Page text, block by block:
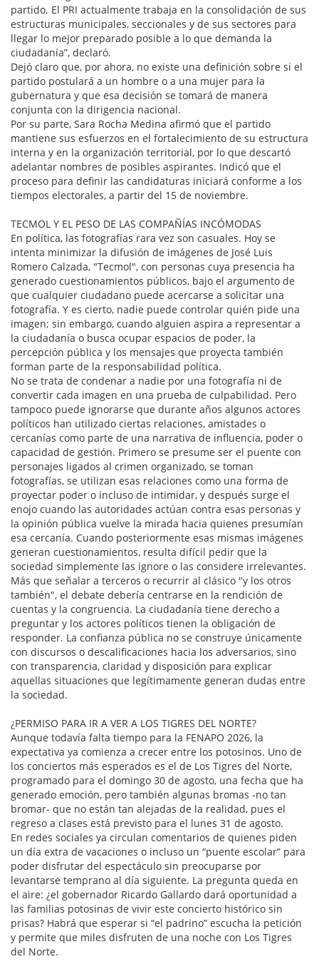
partido. El PRI actualmente trabaja en la consolidación de sus
estructuras municipales, seccionales y de sus sectores para
llegar lo mejor preparado posible a lo que demanda la
ciudadanía”, declaró.
Dejó claro que, por ahora, no existe una definición sobre si el
partido postulará a un hombre o a una mujer para la
gubernatura y que esa decisión se tomará de manera
conjunta con la dirigencia nacional.
Por su parte, Sara Rocha Medina afirmó que el partido
mantiene sus esfuerzos en el fortalecimiento de su estructura
interna y en la organización territorial, por lo que descartó
adelantar nombres de posibles aspirantes. Indicó que el
proceso para definir las candidaturas iniciará conforme a los
tiempos electorales, a partir del 15 de noviembre.
TECMOL Y EL PESO DE LAS COMPAÑÍAS INCÓMODAS
En política, las fotografías rara vez son casuales. Hoy se
intenta minimizar la difusión de imágenes de José Luis
Romero Calzada, "Tecmol", con personas cuya presencia ha
generado cuestionamientos públicos, bajo el argumento de
que cualquier ciudadano puede acercarse a solicitar una
fotografía. Y es cierto, nadie puede controlar quién pide una
imagen; sin embargo, cuando alguien aspira a representar a
la ciudadanía o busca ocupar espacios de poder, la
percepción pública y los mensajes que proyecta también
forman parte de la responsabilidad política.
No se trata de condenar a nadie por una fotografía ni de
convertir cada imagen en una prueba de culpabilidad. Pero
tampoco puede ignorarse que durante años algunos actores
políticos han utilizado ciertas relaciones, amistades o
cercanías como parte de una narrativa de influencia, poder o
capacidad de gestión. Primero se presume ser el puente con
personajes ligados al crimen organizado, se toman
fotografías, se utilizan esas relaciones como una forma de
proyectar poder o incluso de intimidar, y después surge el
enojo cuando las autoridades actúan contra esas personas y
la opinión pública vuelve la mirada hacia quienes presumían
esa cercanía. Cuando posteriormente esas mismas imágenes
generan cuestionamientos, resulta difícil pedir que la
sociedad simplemente las ignore o las considere irrelevantes.
Más que señalar a terceros o recurrir al clásico "y los otros
también", el debate debería centrarse en la rendición de
cuentas y la congruencia. La ciudadanía tiene derecho a
preguntar y los actores políticos tienen la obligación de
responder. La confianza pública no se construye únicamente
con discursos o descalificaciones hacia los adversarios, sino
con transparencia, claridad y disposición para explicar
aquellas situaciones que legítimamente generan dudas entre
la sociedad.
¿PERMISO PARA IR A VER A LOS TIGRES DEL NORTE?
Aunque todavía falta tiempo para la FENAPO 2026, la
expectativa ya comienza a crecer entre los potosinos. Uno de
los conciertos más esperados es el de Los Tigres del Norte,
programado para el domingo 30 de agosto, una fecha que ha
generado emoción, pero también algunas bromas -no tan
bromar- que no están tan alejadas de la realidad, pues el
regreso a clases está previsto para el lunes 31 de agosto.
En redes sociales ya circulan comentarios de quienes piden
un día extra de vacaciones o incluso un “puente escolar” para
poder disfrutar del espectáculo sin preocuparse por
levantarse temprano al día siguiente. La pregunta queda en
el aire: ¿el gobernador Ricardo Gallardo dará oportunidad a
las familias potosinas de vivir este concierto histórico sin
prisas? Habrá que esperar si “el padrino” escucha la petición
y permite que miles disfruten de una noche con Los Tigres
del Norte.